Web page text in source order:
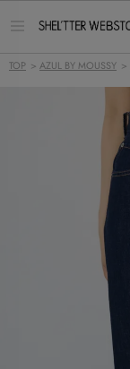
ー
TOP > AZUL BY MOUSSY >